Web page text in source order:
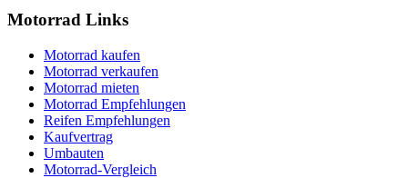
Motorrad Links
Motorrad kaufen
Motorrad verkaufen
Motorrad mieten
Motorrad Empfehlungen
Reifen Empfehlungen
Kaufvertrag
Umbauten
Motorrad-Vergleich